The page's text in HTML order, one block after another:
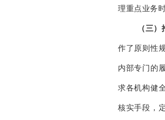
理重点业务
（三
作了原则性
内部专门的
求各机构健
核实手段，